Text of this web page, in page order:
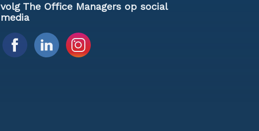
volg The Office Managers op social
media